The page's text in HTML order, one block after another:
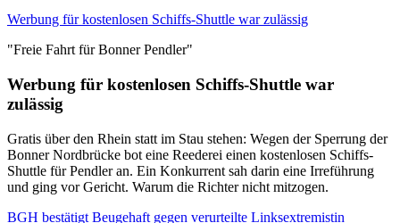
Werbung für kostenlosen Schiffs-Shuttle war zulässig
"Freie Fahrt für Bonner Pendler"
Werbung für kostenlosen Schiffs-Shuttle war
zulässig
Gratis über den Rhein statt im Stau stehen: Wegen der Sperrung der
Bonner Nordbrücke bot eine Reederei einen kostenlosen Schiffs-
Shuttle für Pendler an. Ein Konkurrent sah darin eine Irreführung
und ging vor Gericht. Warum die Richter nicht mitzogen.
BGH bestätigt Beugehaft gegen verurteilte Linksextremistin